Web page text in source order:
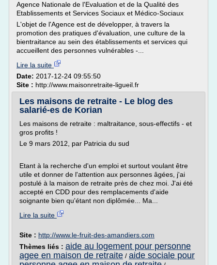
Agence Nationale de l'Evaluation et de la Qualité des
Etablissements et Services Sociaux et Médico-Sociaux
L'objet de l'Agence est de développer, à travers la
promotion des pratiques d'évaluation, une culture de la
bientraitance au sein des établissements et services qui
accueillent des personnes vulnérables -...
Lire la suite
Date: 2017-12-24 09:55:50
Site : http://www.maisonretraite-ligueil.fr
Les maisons de retraite - Le blog des
salarié-es de Korian
Les maisons de retraite : maltraitance, sous-effectifs - et
gros profits !
Le 9 mars 2012, par Patricia du sud
Etant à la recherche d'un emploi et surtout voulant être
utile et donner de l'attention aux personnes âgées, j'ai
postulé à la maison de retraite près de chez moi. J'ai été
accepté en CDD pour des remplacements d'aide
soignante bien qu'étant non diplômée... Ma...
Lire la suite
Site : http://www.le-fruit-des-amandiers.com
Thèmes liés : aide au logement pour personne
agee en maison de retraite / aide sociale pour